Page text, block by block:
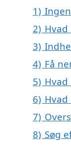
1)
2)
3)
4) Få
5) Hvad
6)
7)
8) Søg